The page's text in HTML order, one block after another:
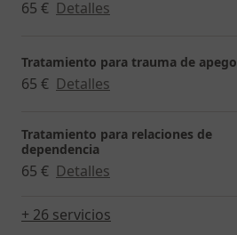
65 € Detalles
Tratamiento para trauma de apego
65 € Detalles
Tratamiento para relaciones de
dependencia
65 € Detalles
+ 26 servicios